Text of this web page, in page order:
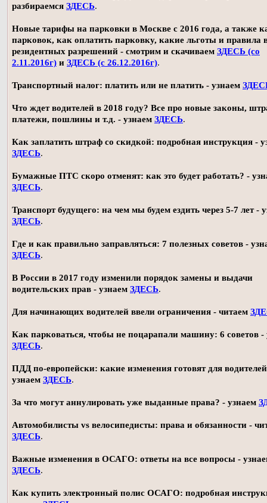
разбираемся ЗДЕСЬ.
Новые тарифы на парковки в Москве с 2016 года, а также
парковок, как оплатить парковку, какие льготы и правила
резидентных разрешений - смотрим и скачиваем ЗДЕСЬ (со
2.11.2016г) и ЗДЕСЬ (с 26.12.2016г).
Транспортный налог: платить или не платить - узнаем
Что ждет водителей в 2018 году? Все про новые законы,
платежи, пошлины и т.д. - узнаем ЗДЕСЬ.
Как заплатить штраф со скидкой: подробная инструкция -
ЗДЕСЬ.
Бумажные ПТС скоро отменят: как это будет работать? -
ЗДЕСЬ.
Транспорт будущего: на чем мы будем ездить через 5-7 лет -
ЗДЕСЬ.
Где и как правильно заправляться: 7 полезных советов -
ЗДЕСЬ.
В России в 2017 году изменили порядок замены и выдачи
водительских прав - узнаем ЗДЕСЬ.
Для начинающих водителей ввели ограничения - читаем
Как парковаться, чтобы не поцарапали машину: 6 советов -
ЗДЕСЬ.
ПДД по-европейски: какие изменения готовят для
узнаем ЗДЕСЬ.
За что могут аннулировать уже выданные права? - узнаем
Автомобилисты vs велосипедисты: права и обязанности -
ЗДЕСЬ.
Важные изменения в ОСАГО: ответы на все вопросы -
ЗДЕСЬ.
Как купить электронный полис ОСАГО: подробная